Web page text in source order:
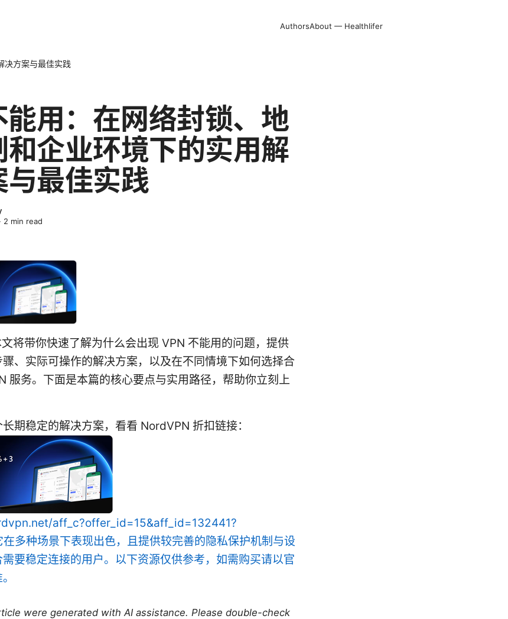
AuthorsAbout — Healthlifer
决方案与最佳实践
用：在网络封锁、地
和企业环境下的实用解
与最佳实践
· 2 min read
将带你快速了解为什么会出现 VPN 不能用的问题，提供
、实际可操作的解决方案，以及在不同情境下如何选择合
服务。下面是本篇的核心要点与实用路径，帮助你立刻上
期稳定的解决方案，看看 NordVPN 折扣链接：
aff_c?offer_id=15&aff_id=132441?
多种场景下表现出色，且提供较完善的隐私保护机制与设
要稳定连接的用户。以下资源仅供参考，如需购买请以官
were generated with AI assistance. Please double-check